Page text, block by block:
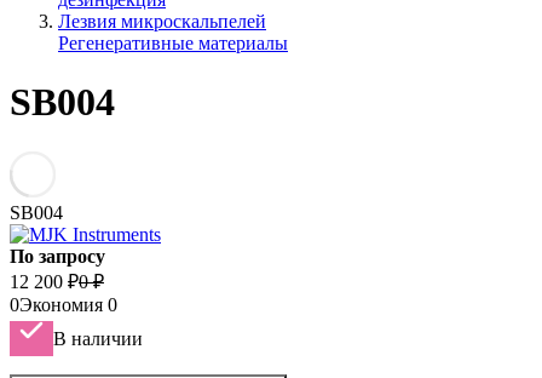
Лезвия микроскальпелей
Регенеративные материалы
SB004
SB004
По запросу
12 200 ₽0 ₽
0Экономия 0
В наличии